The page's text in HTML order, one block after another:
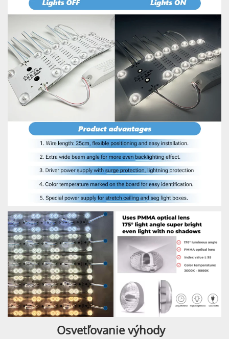
Osvetľovanie výhody